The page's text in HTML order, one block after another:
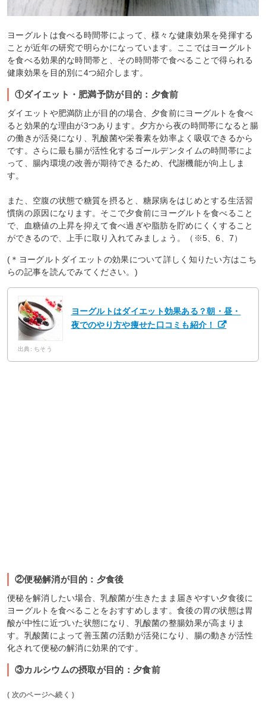
ヨーグルトは食べる時間帯によって、様々な健康効果を発揮する
ことが近年の研究で明らかになっています。ここではヨーグルト
を食べる効果的な時間帯と、その時間帯で食べることで得られる
健康効果を目的別に4つ紹介します。
①ダイエット・肥満予防が目的：夕食前
ダイエットや肥満防止が目的の場合、夕食前にヨーグルトを食べ
ると効果的な理由が3つあります。夕方から夜の時間帯になると腸
の働きが活発になり、乳酸菌や栄養素を効率よく吸収できるから
です。さらに最も腸が活性化するゴールデンタイムの時間帯によ
って、腸内環境の改善が期待できるため、代謝機能が向上しま
す。
また、空腹の状態で糖質を摂ると、糖尿病をはじめとする生活習
慣病の原因になります。そこで夕食前にヨーグルトを食べること
で、血糖値の上昇を抑えて食べ過ぎや脂肪を貯めにくくすること
ができるので、上手に取り入れてみましょう。（※5、6、7）
(＊ヨーグルトダイエットの効果について詳しく知りたい方はこち
らの記事を読んでみてください。)
ヨーグルトはダイエット効果ある？朝・昼・
夜でのやり方や痩せた口コミも紹介！
出典: ちそう
②便秘解消が目的：夕食後
便秘を解消したい場合、乳酸菌が生きたまま届きやすい夕食後に
ヨーグルトを食べることをおすすめします。食後の胃の状態は胃
酸が中性に近づいた状態になり、乳酸菌の整腸効果が高まりま
す。乳酸菌によって善玉菌の活動が活発になり、腸の動きが活性
化されて便秘の解消に効果的です。
③カルシウムの摂取が目的：夕食前
( 次のページへ続く )